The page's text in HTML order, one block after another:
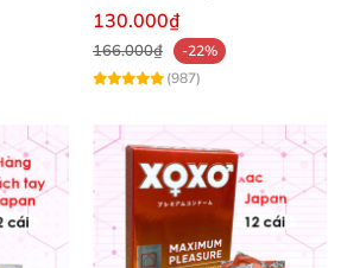
toàn, Nhật Bản
130.000₫
166.000₫
-22%
(987)